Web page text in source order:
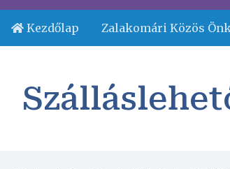
Ugrás
tartalomra
Fejléc
Kezdőlap Zalakomári Közös